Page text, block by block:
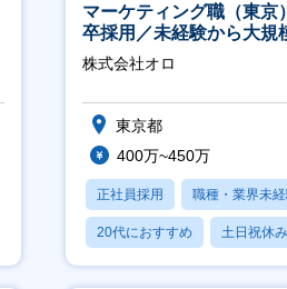
マーケティング職（東京
卒採用／未経験から大規
ーケティングが経験でき
実】
株式会社オロ
東京都
400万~450万
正社員採用 職種・業界未
20代におすすめ 土日祝休み
休日120日以上